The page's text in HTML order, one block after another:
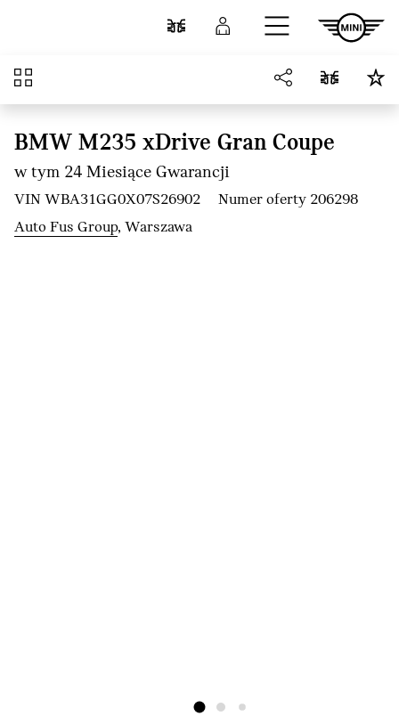
Przejdź do głównej treści
Porównaj Zaloguj się
Przegląd
BMW M235 xDrive Gran Coupe
w tym 24 Miesiące Gwarancji
VIN WBA31GG0X07S26902
Numer oferty 206298
Auto Fus Group, Warszawa